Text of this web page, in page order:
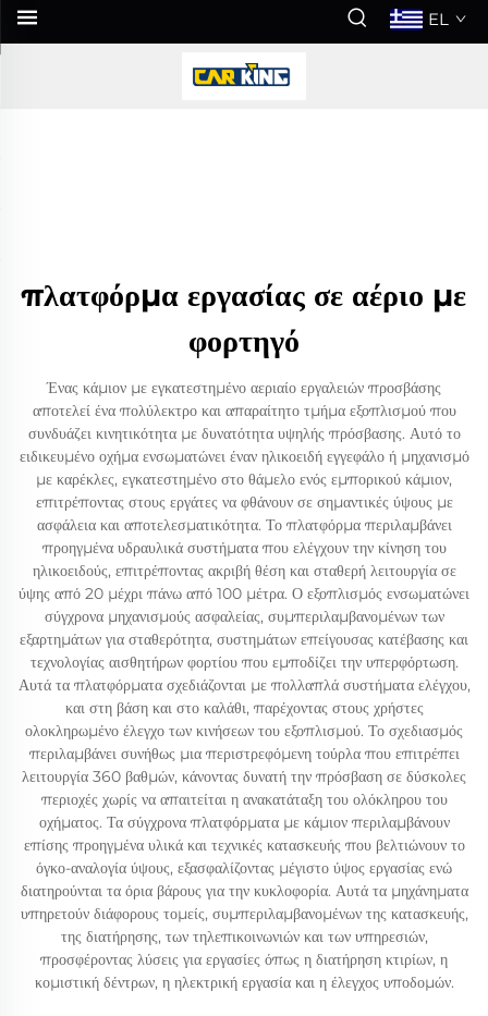
EL
πλατφόρμα εργασίας σε αέριο με
φορτηγό
Ένας κάμιον με εγκατεστημένο αεριαίο εργαλειών προσβάσης
αποτελεί ένα πολύλεκτρο και απαραίτητο τμήμα εξοπλισμού που
συνδυάζει κινητικότητα με δυνατότητα υψηλής πρόσβασης. Αυτό το
ειδικευμένο οχήμα ενσωματώνει έναν ηλικοειδή εγγεφάλο ή μηχανισμό
με καρέκλες, εγκατεστημένο στο θάμελο ενός εμπορικού κάμιον,
επιτρέποντας στους εργάτες να φθάνουν σε σημαντικές ύψους με
ασφάλεια και αποτελεσματικότητα. Το πλατφόρμα περιλαμβάνει
προηγμένα υδραυλικά συστήματα που ελέγχουν την κίνηση του
ηλικοειδούς, επιτρέποντας ακριβή θέση και σταθερή λειτουργία σε
ύψης από 20 μέχρι πάνω από 100 μέτρα. Ο εξοπλισμός ενσωματώνει
σύγχρονα μηχανισμούς ασφαλείας, συμπεριλαμβανομένων των
εξαρτημάτων για σταθερότητα, συστημάτων επείγουσας κατέβασης και
τεχνολογίας αισθητήρων φορτίου που εμποδίζει την υπερφόρτωση.
Αυτά τα πλατφόρματα σχεδιάζονται με πολλαπλά συστήματα ελέγχου,
και στη βάση και στο καλάθι, παρέχοντας στους χρήστες
ολοκληρωμένο έλεγχο των κινήσεων του εξοπλισμού. Το σχεδιασμός
περιλαμβάνει συνήθως μια περιστρεφόμενη τούρλα που επιτρέπει
λειτουργία 360 βαθμών, κάνοντας δυνατή την πρόσβαση σε δύσκολες
περιοχές χωρίς να απαιτείται η ανακατάταξη του ολόκληρου του
οχήματος. Τα σύγχρονα πλατφόρματα με κάμιον περιλαμβάνουν
επίσης προηγμένα υλικά και τεχνικές κατασκευής που βελτιώνουν το
όγκο-αναλογία ύψους, εξασφαλίζοντας μέγιστο ύψος εργασίας ενώ
διατηρούνται τα όρια βάρους για την κυκλοφορία. Αυτά τα μηχάνηματα
υπηρετούν διάφορους τομείς, συμπεριλαμβανομένων της κατασκευής,
της διατήρησης, των τηλεπικοινωνιών και των υπηρεσιών,
προσφέροντας λύσεις για εργασίες όπως η διατήρηση κτιρίων, η
κομιστική δέντρων, η ηλεκτρική εργασία και η έλεγχος υποδομών.